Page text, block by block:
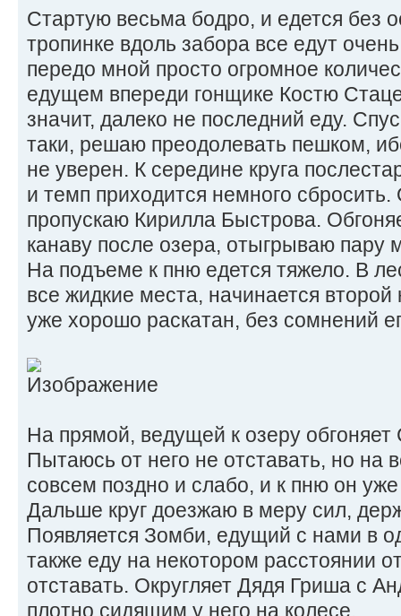
Стартую весьма бодро, и едется без
тропинке вдоль забора все едут
передо мной просто огромное
едущем впереди гонщике Костю
значит, далеко не последний еду.
таки, решаю преодолевать пешком,
не уверен. К середине круга
и темп приходится немного
пропускаю Кирилла Быстрова.
канаву после озера, отыгрываю пару
На подъеме к пню едется тяжело. В
все жидкие места, начинается второй
уже хорошо раскатан, без сомнений
На прямой, ведущей к озеру
Пытаюсь от него не отставать, но на
совсем поздно и слабо, и к пню он
Дальше круг доезжаю в меру сил,
Появляется Зомби, едущий с нами в
также еду на некотором расстоянии
отставать. Округляет Дядя Гриша с
плотно сидящим у него на колесе.